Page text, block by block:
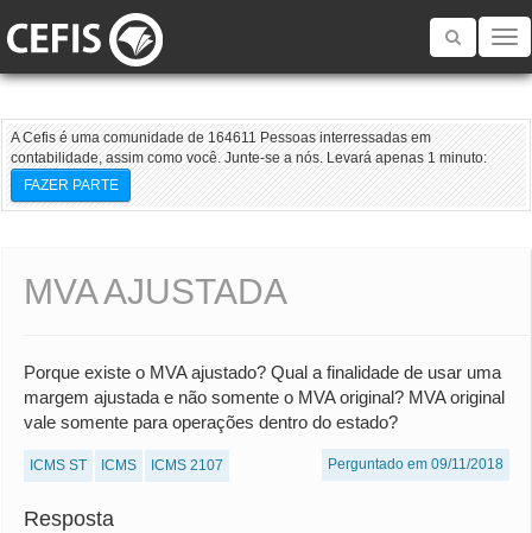
Toggle
A Cefis é uma comunidade de 164611 Pessoas interressadas em
contabilidade, assim como você. Junte-se a nós. Levará apenas 1 minuto:
FAZER PARTE
MVA AJUSTADA
Porque existe o MVA ajustado? Qual a finalidade de usar uma
margem ajustada e não somente o MVA original? MVA original
vale somente para operações dentro do estado?
ICMS ST ICMS ICMS 2107 Perguntado em 09/11/2018
Resposta